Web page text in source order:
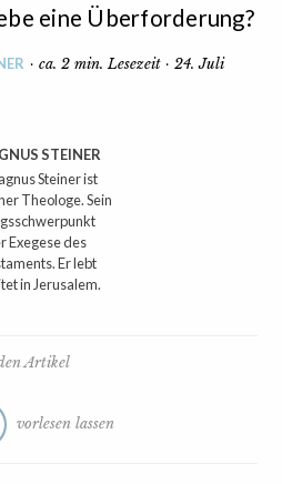
eine Überforderung?
· ca. 2 min. Lesezeit · 24. Juli
STEINER
Steiner ist
Theologe. Sein
Exegese des
Er lebt
in Jerusalem.
Artikel
vorlesen lassen